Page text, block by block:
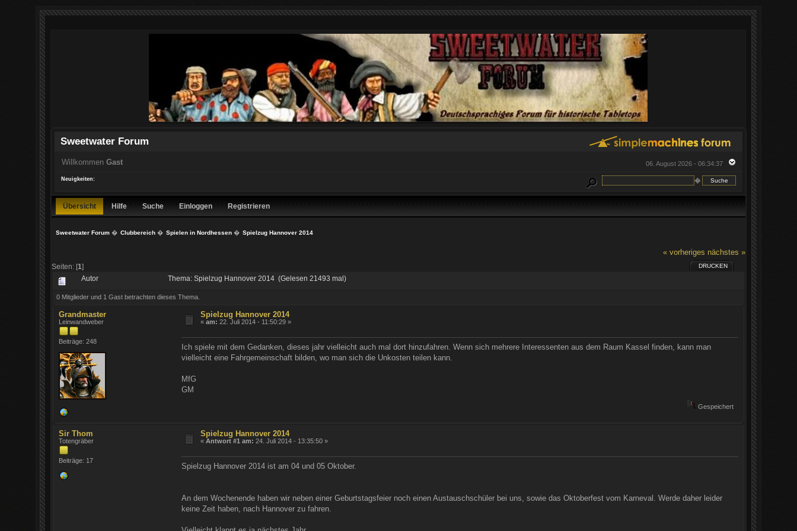
Sweetwater Forum
06. August 2026 - 06:34:37
Willkommen Gast
�
Neuigkeiten:
Übersicht Hilfe Suche Einloggen Registrieren
Sweetwater Forum� Clubbereich� Spielen in Nordhessen� Spielzug Hannover 2014
« vorheriges nächstes »
Seiten: [1] DRUCKEN
Autor Thema: Spielzug Hannover 2014 (Gelesen 21493 mal)
0 Mitglieder und 1 Gast betrachten dieses Thema.
Grandmaster
Leinwandweber
Beiträge: 248
Spielzug Hannover 2014
«am: 22. Juli 2014 - 11:50:29 »
Ich spiele mit dem Gedanken, dieses jahr vielleicht auch mal dort hinzufahren. Wenn sich mehrere Interessenten aus dem Raum Kassel finden, kann man
vielleicht eine Fahrgemeinschaft bilden, wo man sich die Unkosten teilen kann.
MfG
GM
Gespeichert
Sir Thom
Totengräber
Beiträge: 17
Spielzug Hannover 2014
«Antwort #1 am: 24. Juli 2014 - 13:35:50 »
Spielzug Hannover 2014 ist am 04 und 05 Oktober.
An dem Wochenende haben wir neben einer Geburtstagsfeier noch einen Austauschschüler bei uns, sowie das Oktoberfest vom Karneval. Werde daher leider
keine Zeit haben, nach Hannover zu fahren.